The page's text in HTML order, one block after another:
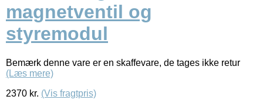
magnetventil og
styremodul
Bemærk denne vare er en skaffevare, de tages ikke retur
(Læs mere)
2370 kr. (Vis fragtpris)